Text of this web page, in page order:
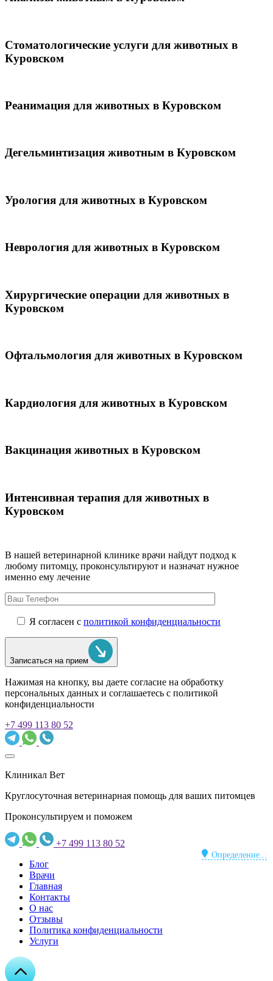
Стоматологические услуги для животных в
Куровском
Реанимация для животных в Куровском
Дегельминтизация животным в Куровском
Урология для животных в Куровском
Неврология для животных в Куровском
Хирургические операции для животных в
Куровском
Офтальмология для животных в Куровском
Кардиология для животных в Куровском
Вакцинация животных в Куровском
Интенсивная терапия для животных в
Куровском
В нашей ветеринарной клинике врачи найдут подход к
любому питомцу, проконсультируют и назначат нужное
именно ему лечение
Я согласен с политикой конфиденциальности
Записаться на прием
Нажимая на кнопку, вы даете согласие на обработку
персональных данных и соглашаетесь c политикой
конфиденциальности
+7 499 113 80 52
Клиникал Вет
Круглосуточная ветеринарная помощь для ваших питомцев
Проконсультируем и поможем
+7 499 113 80 52
Определение...
Блог
Врачи
Главная
Контакты
О нас
Отзывы
Политика конфиденциальности
Услуги